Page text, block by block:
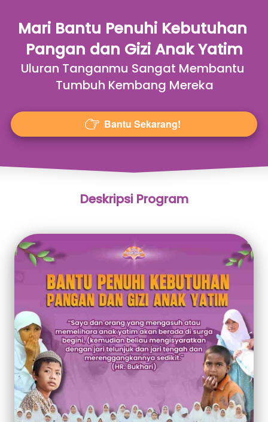
Mari Bantu Penuhi Kebutuhan
Pangan dan Gizi Anak Yatim
Uluran Tanganmu Sangat Membantu
Tumbuh Kembang Mereka
` Bantu Sekarang!
Deskripsi Program